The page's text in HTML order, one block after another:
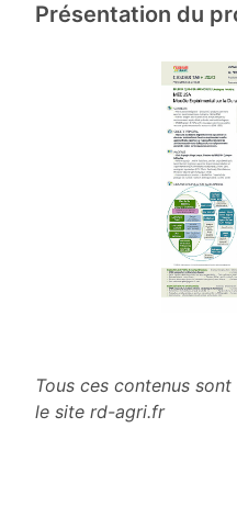
Présentation du
Tous ces contenus
le site rd-agri.fr